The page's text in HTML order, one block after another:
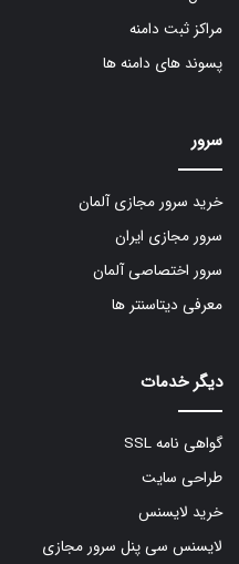
مراکز ثبت دامنه
پسوند های دامنه ها
سرور
خرید سرور مجازی آلمان
سرور مجازی ایران
سرور اختصاصی آلمان
معرفی دیتاسنتر ها
دیگر خدمات
گواهی نامه SSL
طراحی سایت
خرید لایسنس
لایسنس سی پنل سرور مجازی